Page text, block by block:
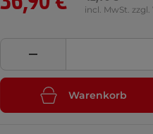
incl. MwSt. zzgl.
Warenkorb